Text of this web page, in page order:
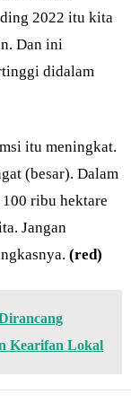
2022 itu kita
Dan ini
didalam
itu meningkat.
(besar). Dalam
ribu hektare
Jangan
(red)
Kearifan Lokal